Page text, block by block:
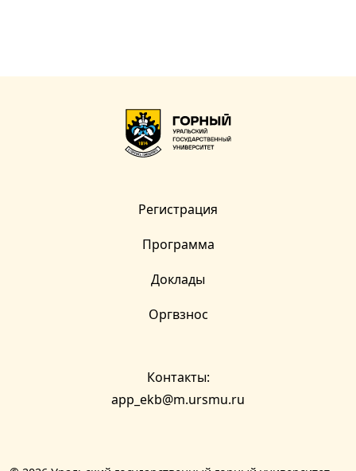
Регистрация
Программа
Доклады
Оргвзнос
Контакты:
app_ekb@m.ursmu.ru